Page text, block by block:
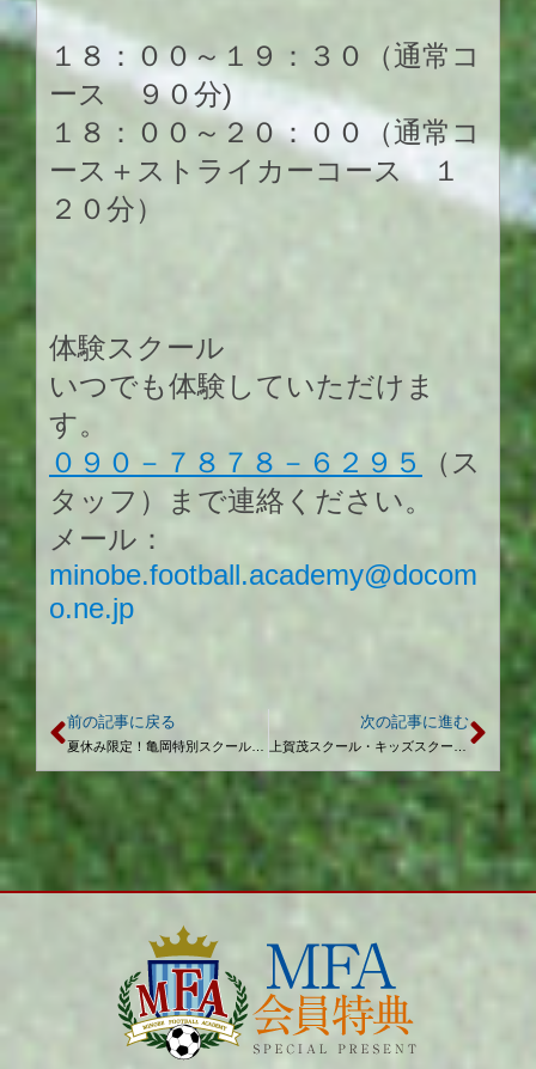
１８：００～１９：３０（通常コ
ース ９０分)
１８：００～２０：００（通常コ
ース＋ストライカーコース １
２０分）
体験スクール
いつでも体験していただけま
す。
０９０－７８７８－６２９５
（ス
タッフ）まで連絡ください。
メール：
minobe.football.academy@docom
o.ne.jp
前の記事に戻る 次の記事に進む